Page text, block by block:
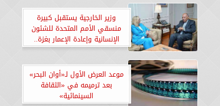
وزير الخارجية يستقبل كبيرة
منسقي الأمم المتحدة للشئون
الإنسانية وإعادة الإعمار بغزة..
«صور»
موعد العرض الأول لـ«أوان البحر»
بعد ترميمه في «الثقافة
السينمائية»